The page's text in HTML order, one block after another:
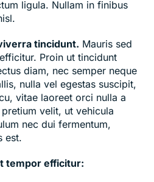
ligula. Nullam in finibus
tincidunt. Mauris sed
Proin ut tincidunt
diam, nec semper neque
nulla vel egestas suscipit,
vitae laoreet orci nulla a
velit, ut vehicula
nec dui fermentum,
est.
tempor efficitur: